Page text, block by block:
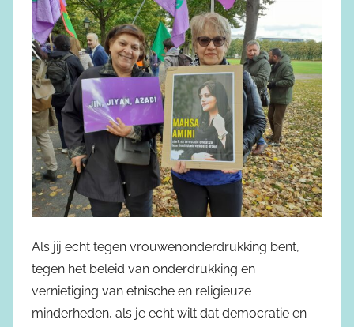
Als jij echt tegen vrouwenonderdrukking bent,
tegen het beleid van onderdrukking en
vernietiging van etnische en religieuze
minderheden, als je echt wilt dat democratie en